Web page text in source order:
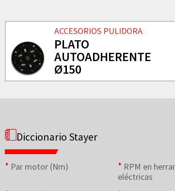
ACCESORIOS PULIDORA
PLATO
AUTOADHERENTE
Ø150
Diccionario Stayer
Par motor (Nm)
RPM en
eléctricas